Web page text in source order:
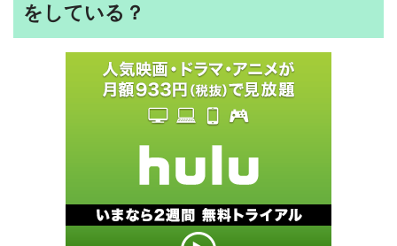
をしている？